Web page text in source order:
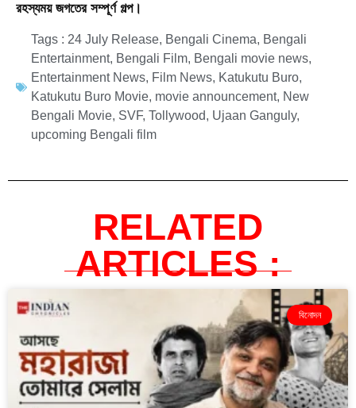
রহস্যময় জগতের সম্পূর্ণ গল্প।
Tags : 24 July Release, Bengali Cinema, Bengali
Entertainment, Bengali Film, Bengali movie news,
Entertainment News, Film News, Katukutu Buro,
Katukutu Buro Movie, movie announcement, New
Bengali Movie, SVF, Tollywood, Ujaan Ganguly,
upcoming Bengali film
RELATED
ARTICLES :
বিনোদন